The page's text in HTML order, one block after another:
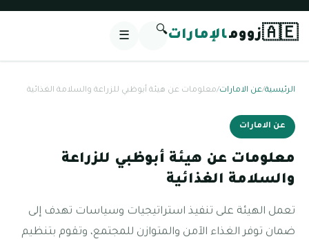
🇦🇪زوومالإمارات🔍
☰
الرئيسية/عن الامارات/معلومات عن هيئة أبوظبي للزراعة والسلامة الغذائية
عن الامارات
معلومات عن هيئة أبوظبي للزراعة
والسلامة الغذائية
تعمل الهيئة على تنفيذ استراتيجيات وسياسات تهدف إلى
ضمان توفر الغذاء الآمن والمتوازن للمجتمع، وتقوم بتنظيم